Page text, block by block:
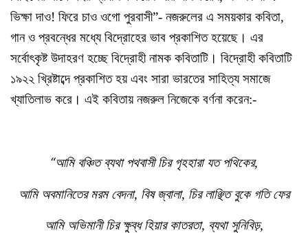
ভিক্ষা দাও! ফিরে চাও ওগো পুরবাসী”- নজরুলের এ সময়কার কবিতা,
গান ও প্রবন্ধের মধ্যে বিদ্রোহের ভাব প্রকাশিত হয়েছে। এর
সর্বোৎকৃষ্ট উদাহরণ হচ্ছে বিদ্রোহী নামক কবিতাটি। বিদ্রোহী কবিতাটি
১৯২২ খ্রিষ্টাব্দে প্রকাশিত হয় এবং সারা ভারতের সাহিত্য সমাজে
খ্যাতিলাভ করে। এই কবিতায় নজরুল নিজেকে বর্ণনা করেন:-
“আমি বঞ্চিত ব্যথা পথবাসী চির গৃহহারা যত পথিকের,
আমি অবমানিতের মরম বেদনা, বিষ জ্বালা, চির লাঞ্ছিত বুকে গতি ফের
আমি অভিমানী চির ক্ষুব্ধ হিয়ার কাতরতা, ব্যথা সুনিবিড়,